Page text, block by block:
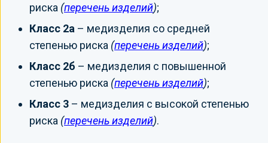
риска (перечень изделий);
Класс 2а – медизделия со средней
степенью риска (перечень изделий);
Класс 2б – медизделия с повышенной
степенью риска (перечень изделий);
Класс 3 – медизделия с высокой степенью
риска (перечень изделий).